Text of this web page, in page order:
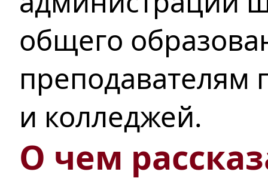
общего
преподавателям
и колледжей.
О чем